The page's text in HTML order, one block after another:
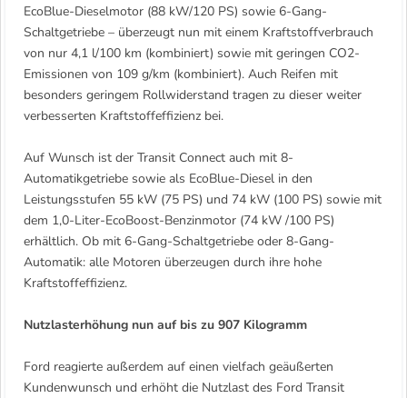
EcoBlue-Dieselmotor (88 kW/120 PS) sowie 6-Gang-
Schaltgetriebe – überzeugt nun mit einem Kraftstoffverbrauch
von nur 4,1 l/100 km (kombiniert) sowie mit geringen CO2-
Emissionen von 109 g/km (kombiniert). Auch Reifen mit
besonders geringem Rollwiderstand tragen zu dieser weiter
verbesserten Kraftstoffeffizienz bei.
Auf Wunsch ist der Transit Connect auch mit 8-
Automatikgetriebe sowie als EcoBlue-Diesel in den
Leistungsstufen 55 kW (75 PS) und 74 kW (100 PS) sowie mit
dem 1,0-Liter-EcoBoost-Benzinmotor (74 kW /100 PS)
erhältlich. Ob mit 6-Gang-Schaltgetriebe oder 8-Gang-
Automatik: alle Motoren überzeugen durch ihre hohe
Kraftstoffeffizienz.
Nutzlasterhöhung nun auf bis zu 907 Kilogramm
Ford reagierte außerdem auf einen vielfach geäußerten
Kundenwunsch und erhöht die Nutzlast des Ford Transit